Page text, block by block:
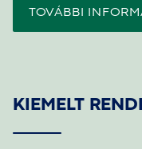
TOVÁBBI
KIEMELT